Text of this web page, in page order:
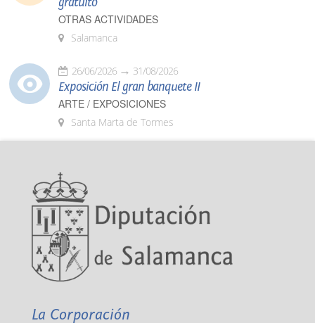
OTRAS ACTIVIDADES
Salamanca
26/06/2026 31/08/2026
Exposición El gran banquete II
ARTE / EXPOSICIONES
Santa Marta de Tormes
La Corporación